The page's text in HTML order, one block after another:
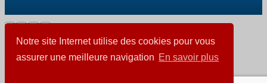
Notre site Internet utilise des cookies pour vous
assurer une meilleure navigation En savoir plus
Ajout au panier